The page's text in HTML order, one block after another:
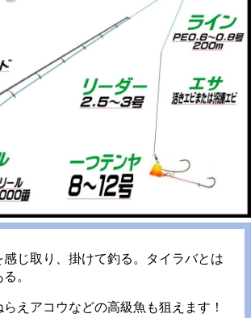
じ取り、掛けて釣る。タイラバとは
。
えアコウなどの高級魚も狙えます！